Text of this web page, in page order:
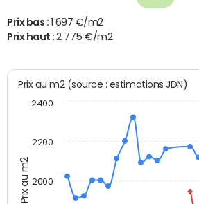
Prix bas : 1 697 €/m2
Prix haut :2 775 €/m2
Prix au m2
Prix au m2 (source : estimations JDN)
2000
2200
2400